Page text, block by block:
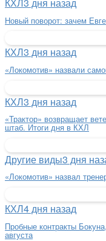
КХЛ3 дня назад
Новый поворот: зачем
КХЛ3 дня назад
«Локомотив» назвали
КХЛ3 дня назад
«Трактор» возвращает
штаб. Итоги дня в КХЛ
Другие виды3 дня
«Локомотив» назвал
КХЛ4 дня назад
Пробные контракты
августа